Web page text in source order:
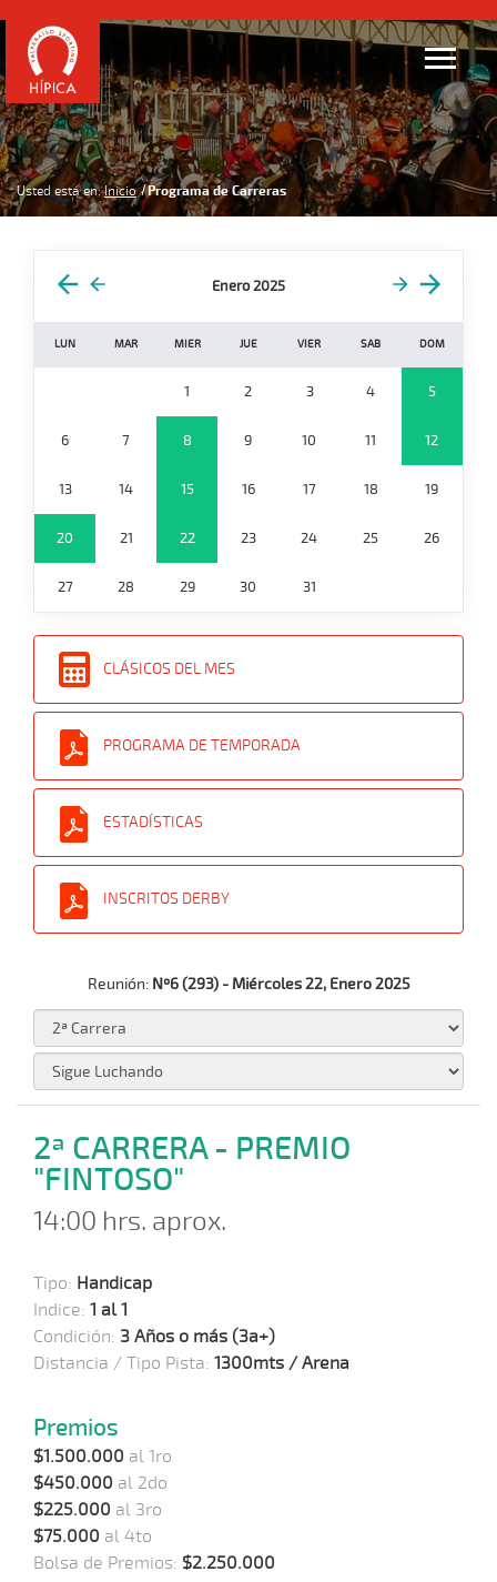
Usted está en: Inicio Programa de Carreras
Enero 2025
LUN MAR MIER JUE VIER SAB DOM
1 2 3 4 5
6 7 8 9 10 11 12
13 14 15 16 17 18 19
20 21 22 23 24 25 26
27 28 29 30 31
CLÁSICOS DEL MES
PROGRAMA DE TEMPORADA
ESTADÍSTICAS
INSCRITOS DERBY
Reunión: Nº6 (293) - Miércoles 22, Enero 2025
2ª CARRERA - PREMIO
"FINTOSO"
14:00 hrs. aprox.
Tipo: Handicap
Indice: 1 al 1
Condición: 3 Años o más (3a+)
Distancia / Tipo Pista: 1300mts / Arena
Premios
$1.500.000 al 1ro
$450.000 al 2do
$225.000 al 3ro
$75.000 al 4to
Bolsa de Premios: $2.250.000